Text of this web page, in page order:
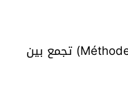
اعتماد مقاربة مختلطة (Méthodes mixtes) تجمع بين